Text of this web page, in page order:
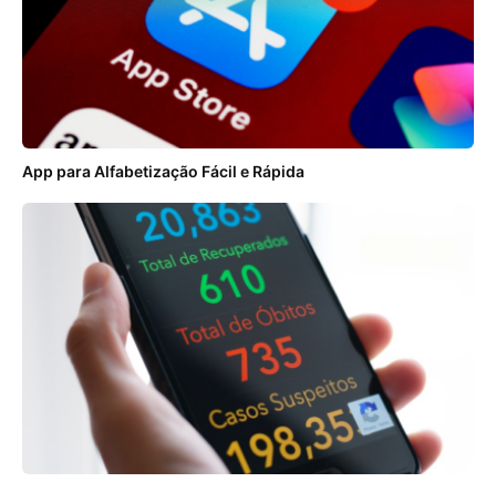
App para Alfabetização Fácil e Rápida